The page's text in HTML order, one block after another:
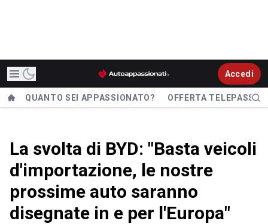
Accedi
QUANTO SEI APPASSIONATO? OFFERTA TELEPASS
La svolta di BYD: "Basta veicoli
d'importazione, le nostre
prossime auto saranno
disegnate in e per l'Europa"